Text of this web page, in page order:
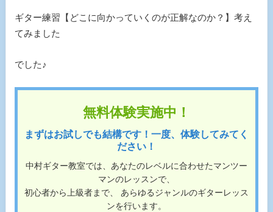
ギター練習【どこに向かっていくのが正解なのか？】考え
てみました
でした♪
無料体験実施中！
まずはお試しでも結構です！一度、体験してみてく
ださい！
中村ギター教室では、あなたのレベルに合わせたマンツー
マンのレッスンで、
初心者から上級者まで、 あらゆるジャンルのギターレッス
ンを行います。